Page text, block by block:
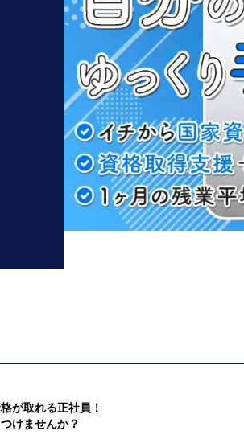
が取れる正社員！
けませんか？